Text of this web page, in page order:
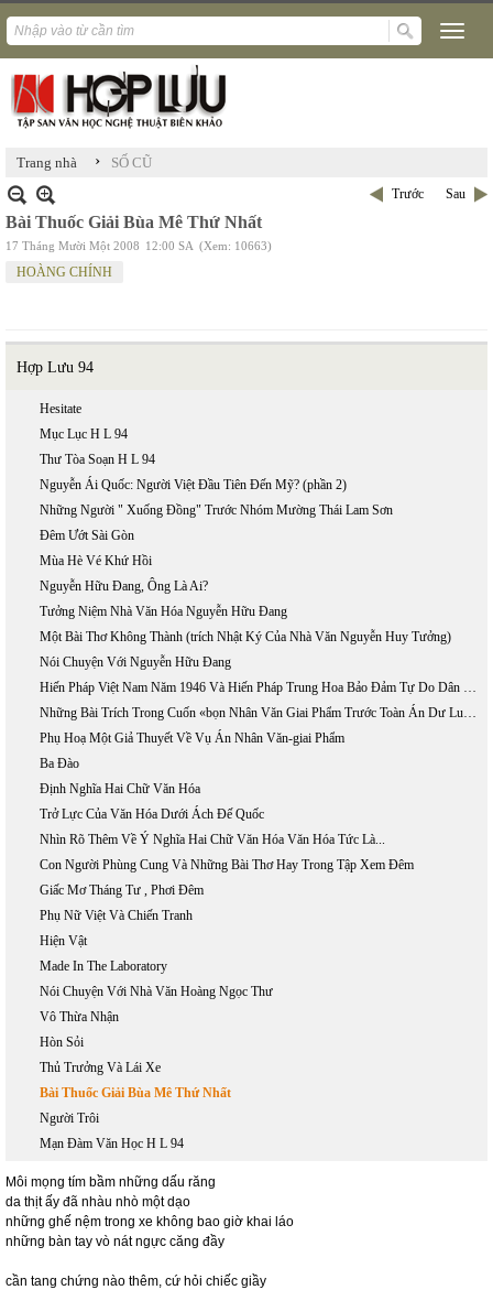
Trang nhà › SỐ CŨ
Trước Sau
Bài Thuốc Giải Bùa Mê Thứ Nhất
17 Tháng Mười Một 2008 12:00 SA (Xem: 10663)
HOÀNG CHÍNH
Hợp Lưu 94
Hesitate
Mục Lục H L 94
Thư Tòa Soạn H L 94
Nguyễn Ái Quốc: Người Việt Đầu Tiên Đến Mỹ? (phần 2)
Những Người " Xuống Đồng" Trước Nhóm Mường Thái Lam Sơn
Đêm Ướt Sài Gòn
Mùa Hè Vé Khứ Hồi
Nguyễn Hữu Đang, Ông Là Ai?
Tưởng Niệm Nhà Văn Hóa Nguyễn Hữu Đang
Một Bài Thơ Không Thành (trích Nhật Ký Của Nhà Văn Nguyễn Huy Tưởng)
Nói Chuyện Với Nguyễn Hữu Đang
Hiến Pháp Việt Nam Năm 1946 Và Hiến Pháp Trung Hoa Bảo Đảm Tự Do Dân Chủ Thế Nào?
Những Bài Trích Trong Cuốn «bọn Nhân Văn Giai Phẩm Trước Toàn Án Dư Luận»
Phụ Hoạ Một Giả Thuyết Về Vụ Án Nhân Văn-giai Phẩm
Ba Đào
Định Nghĩa Hai Chữ Văn Hóa
Trở Lực Của Văn Hóa Dưới Ách Đế Quốc
Nhìn Rõ Thêm Về Ý Nghĩa Hai Chữ Văn Hóa Văn Hóa Tức Là...
Con Người Phùng Cung Và Những Bài Thơ Hay Trong Tập Xem Đêm
Giấc Mơ Tháng Tư , Phơi Đêm
Phụ Nữ Việt Và Chiến Tranh
Hiện Vật
Made In The Laboratory
Nói Chuyện Với Nhà Văn Hoàng Ngọc Thư
Vô Thừa Nhận
Hòn Sỏi
Thủ Trưởng Và Lái Xe
Bài Thuốc Giải Bùa Mê Thứ Nhất
Người Trôi
Mạn Đàm Văn Học H L 94
Môi mọng tím bầm những dấu răng
da thịt ấy đã nhàu nhò một dạo
những ghế nệm trong xe không bao giờ khai láo
những bàn tay vò nát ngực căng đầy
cần tang chứng nào thêm, cứ hỏi chiếc giầy